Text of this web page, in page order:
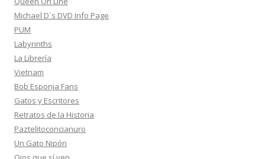
Michael D´s DVD Info Page
PUM
Labyrinths
La Librería
Vietnam
Bob Esponja Fans
Gatos y Escritores
Retratos de la Historia
Paztelitoconcianuro
Un Gato Nipón